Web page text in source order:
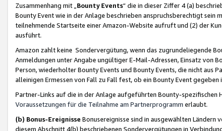
Zusammenhang mit „ Bounty Events“ die in dieser Ziffer 4 (a)
Bounty Event wie in der Anlage beschrieben anspruchsberechtigt sein
teilnehmende Startseite einer Amazon-Website aufruft und (2) der
ausführt.
Amazon zahlt keine Sondervergütung, wenn das zugrundeliegende
Anmeldungen unter Angabe ungültiger E-Mail-Adressen, Einsatz von
Person, wiederholter Bounty Events und Bounty Events, die nicht
alleinigen Ermessen von Fall zu Fall fest, ob ein Bounty Event
Partner-Links auf die in der Anlage aufgeführten Bounty-spezifischen
Voraussetzungen für die Teilnahme am Partnerprogramm erlaubt.
(b) Bonus-Ereignisse Bonusereignisse sind in ausgewählten Ländern
diesem Abschnitt 4(b) beschriebenen Sondervergütungen in